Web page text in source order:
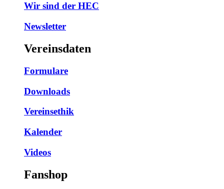
Wir sind der HEC
Newsletter
Vereinsdaten
Formulare
Downloads
Vereinsethik
Kalender
Videos
Fanshop